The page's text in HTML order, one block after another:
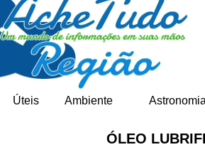
Úteis Ambiente Astronomia
ÓLEO